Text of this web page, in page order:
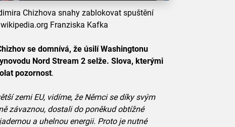
Chizhova snahy zablokovat spuštění
Franziska Kafka
se domnívá, že úsilí Washingtonu
Nord Stream 2 selže. Slova, kterými
pozornost.
zemi EU, vidíme, že Němci se díky svým
závaznou, dostali do poněkud obtížné
a uhelnou energii. Proto je nutné